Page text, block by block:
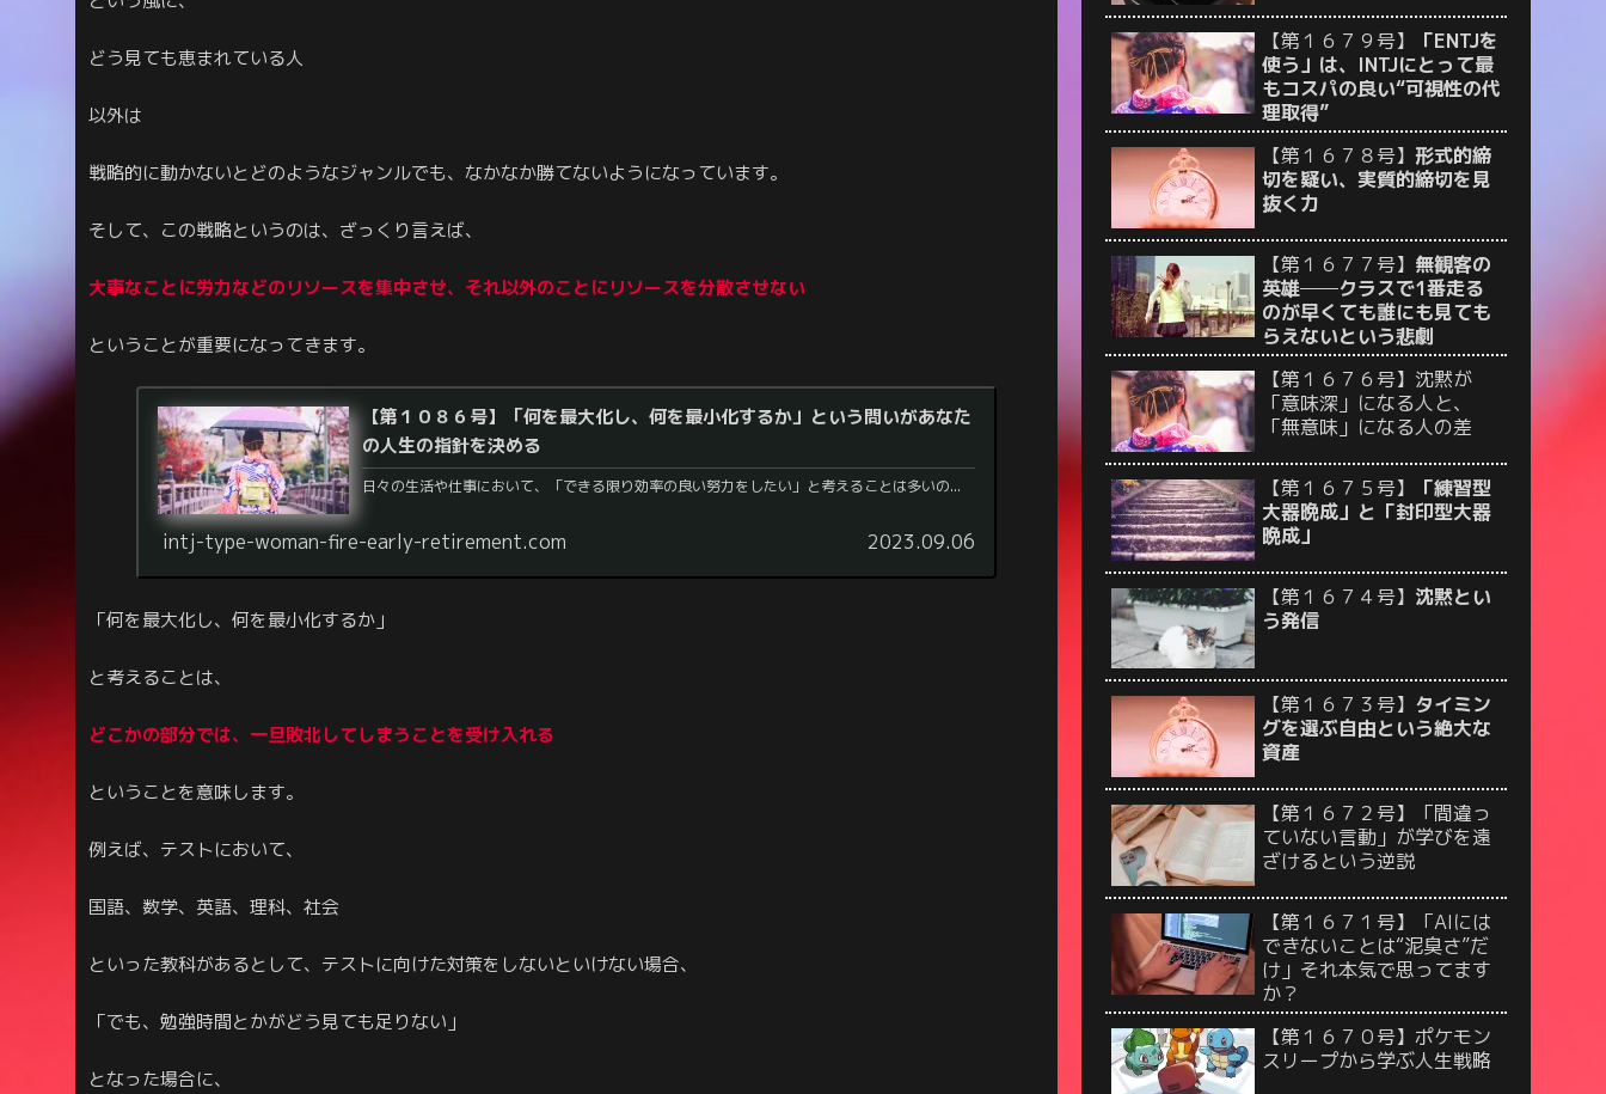
どう見ても恵まれている人
以外は
戦略的に動かないとどのようなジャンルでも、なかなか勝てないようになっています。
そして、この戦略というのは、ざっくり言えば、
大事なことに労力などのリソースを集中させ、それ以外のことにリソースを分散させない
ということが重要になってきます。
【第１０８６号】「何を最大化し、何を最小化するか」という問いがあなた
の人生の指針を決める
日々の生活や仕事において、「できる限り効率の良い努力をしたい」と考えることは多いの...
intj-type-woman-fire-early-retirement.com 2023.09.06
「何を最大化し、何を最小化するか」
と考えることは、
どこかの部分では、 一旦敗北してしまうことを受け入れる
ということを意味します。
例えば、テストにおいて、
国語、数学、英語、理科、社会
といった教科があるとして、テストに向けた対策をしないといけない場合、
「でも、勉強時間とかがどう見ても足りない」
となった場合に、
【第１６７９号】
「ENTJを
使う」は、INTJにとって最
もコスパの良い“可視性の代
理取得”
【第１６７８号】 形式的締
切を疑い、実質的締切を見
抜く力
【第１６７７号】 無観客の
英雄──クラスで1番走る
のが早くても誰にも見ても
らえないという悲劇
【第１６７６号】沈黙が
「意味深」になる人と、
「無意味」になる人の差
【第１６７５号】
「練習型
大器晩成」と「封印型大器
晩成」
【第１６７４号】 沈黙とい
う発信
【第１６７３号】 タイミン
グを選ぶ自由という絶大な
資産
【第１６７２号】「間違っ
ていない言動」が学びを遠
ざけるという逆説
【第１６７１号】「AIには
できないことは“泥臭さ”だ
け」それ本気で思ってます
か？
【第１６７０号】ポケモン
スリープから学ぶ人生戦略